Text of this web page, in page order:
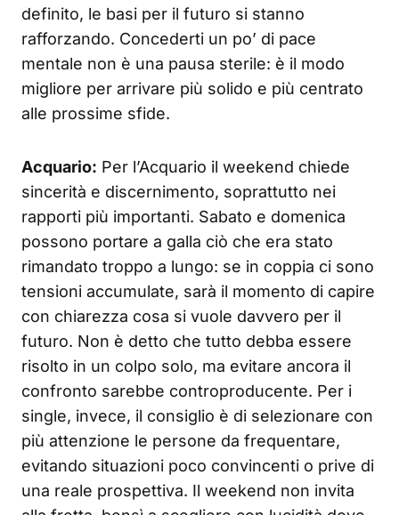
definito, le basi per il futuro si stanno
rafforzando. Concederti un po’ di pace
mentale non è una pausa sterile: è il modo
migliore per arrivare più solido e più centrato
alle prossime sfide.
Acquario: Per l’Acquario il weekend chiede
sincerità e discernimento, soprattutto nei
rapporti più importanti. Sabato e domenica
possono portare a galla ciò che era stato
rimandato troppo a lungo: se in coppia ci sono
tensioni accumulate, sarà il momento di capire
con chiarezza cosa si vuole davvero per il
futuro. Non è detto che tutto debba essere
risolto in un colpo solo, ma evitare ancora il
confronto sarebbe controproducente. Per i
single, invece, il consiglio è di selezionare con
più attenzione le persone da frequentare,
evitando situazioni poco convincenti o prive di
una reale prospettiva. Il weekend non invita